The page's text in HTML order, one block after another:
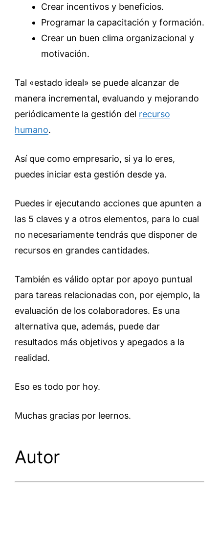
Crear incentivos y beneficios.
Programar la capacitación y formación.
Crear un buen clima organizacional y
motivación.
Tal «estado ideal» se puede alcanzar de
manera incremental, evaluando y mejorando
periódicamente la gestión del recurso
humano.
Así que como empresario, si ya lo eres,
puedes iniciar esta gestión desde ya.
Puedes ir ejecutando acciones que apunten a
las 5 claves y a otros elementos, para lo cual
no necesariamente tendrás que disponer de
recursos en grandes cantidades.
También es válido optar por apoyo puntual
para tareas relacionadas con, por ejemplo, la
evaluación de los colaboradores. Es una
alternativa que, además, puede dar
resultados más objetivos y apegados a la
realidad.
Eso es todo por hoy.
Muchas gracias por leernos.
Autor